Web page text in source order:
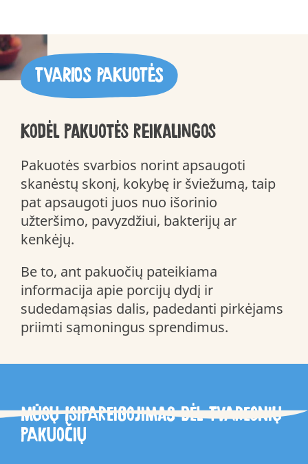
TVARIOS PAKUOTĖS
Kodėl pakuotės reikalingos
Pakuotės svarbios norint apsaugoti
skanėstų skonį, kokybę ir šviežumą, taip
pat apsaugoti juos nuo išorinio
užteršimo, pavyzdžiui, bakterijų ar
kenkėjų.
Be to, ant pakuočių pateikiama
informacija apie porcijų dydį ir
sudedamąsias dalis, padedanti pirkėjams
priimti sąmoningus sprendimus.
Mūsų įsipareigojimas dėl tvaresnių
pakuočių